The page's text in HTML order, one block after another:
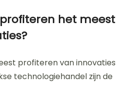
het meest
profiteren van innovaties
technologiehandel zijn de